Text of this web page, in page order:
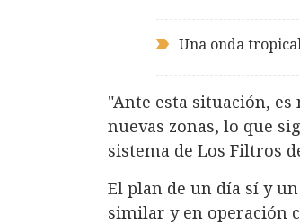
Una onda
"Ante esta situación,
nuevas zonas, lo que
sistema de Los Filtros
El plan de un día sí y
similar y en operación